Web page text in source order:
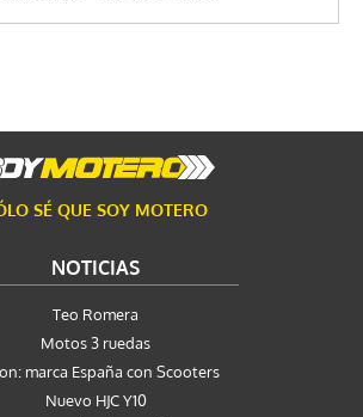
SÉ QUE SOY MOTERO
NOTICIAS
Teo Romera
Motos 3 ruedas
marca España con Scooters
Nuevo HJC Y10